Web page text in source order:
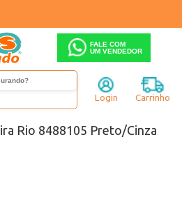
FALE COM
UM VENDEDOR
Login Carrinho
Salto baixo
Rio 8488105 Preto/Cinza